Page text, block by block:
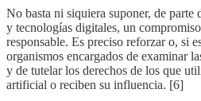
No basta ni siquiera suponer, de parte
y tecnologías digitales, un
responsable. Es preciso reforzar o, si
organismos encargados de examinar
y de tutelar los derechos de los que
artificial o reciben su influencia. [6]